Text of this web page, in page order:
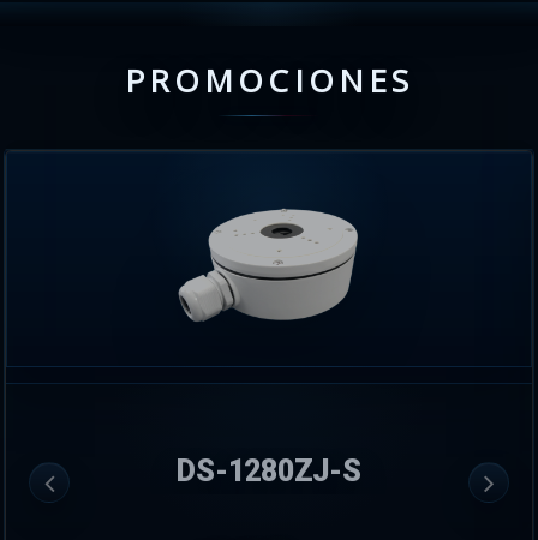
PROMOCIONES
DS-1280ZJ-S